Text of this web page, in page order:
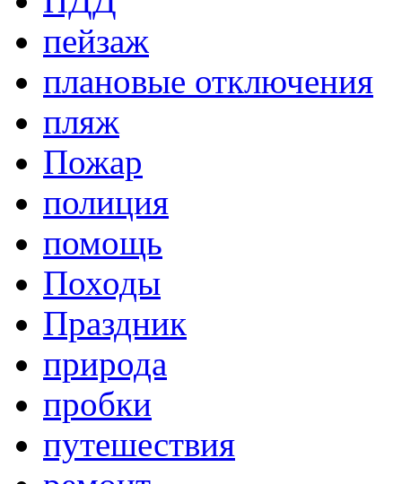
пейзаж
плановые отключения
пляж
Пожар
полиция
помощь
Походы
Праздник
природа
пробки
путешествия